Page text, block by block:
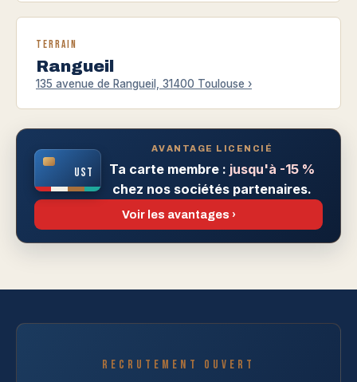
Terrain
Rangueil
135 avenue de Rangueil, 31400 Toulouse ›
UST
AVANTAGE LICENCIÉ
Ta carte membre : jusqu'à -15 %
chez nos sociétés partenaires.
Voir les avantages ›
RECRUTEMENT OUVERT